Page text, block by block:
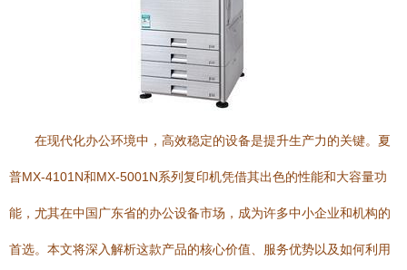
在现代化办公环境中，高效稳定的设备是提升生产力的关键。夏
普MX-4101N和MX-5001N系列复印机凭借其出色的性能和大容量功
能，尤其在中国广东省的办公设备市场，成为许多中小企业和机构的
首选。本文将深入解析这款产品的核心价值、服务优势以及如何利用